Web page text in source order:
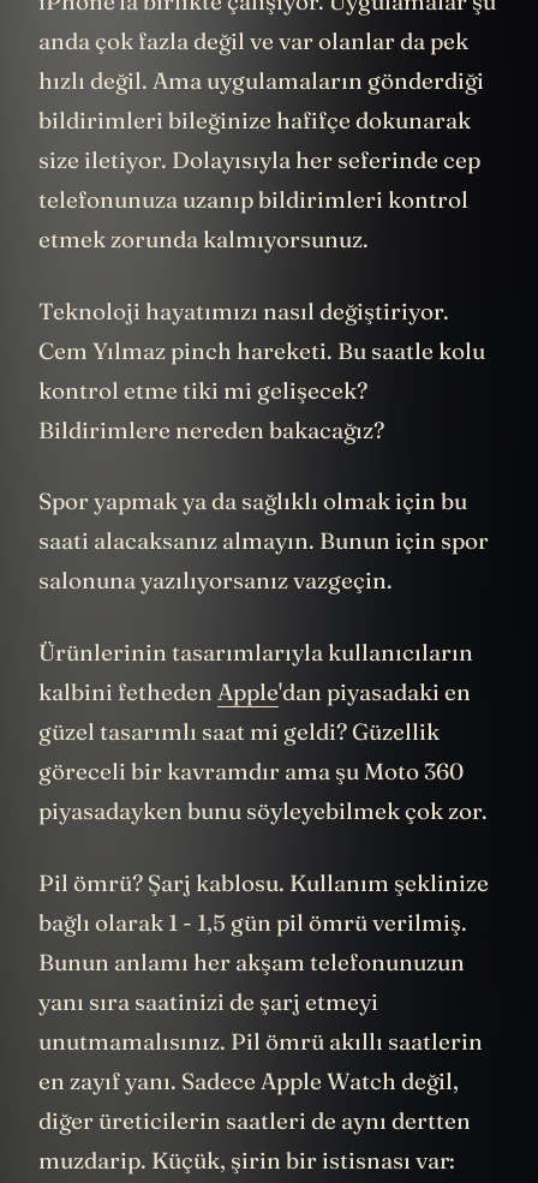
anda çok fazla değil ve var olanlar da pek
hızlı değil. Ama uygulamaların gönderdiği
bildirimleri bileğinize hafifçe dokunarak
size iletiyor. Dolayısıyla her seferinde cep
telefonunuza uzanıp bildirimleri kontrol
etmek zorunda kalmıyorsunuz.
Teknoloji hayatımızı nasıl değiştiriyor.
Cem Yılmaz pinch hareketi. Bu saatle kolu
kontrol etme tiki mi gelişecek?
Bildirimlere nereden bakacağız?
Spor yapmak ya da sağlıklı olmak için bu
saati alacaksanız almayın. Bunun için spor
salonuna yazılıyorsanız vazgeçin.
Ürünlerinin tasarımlarıyla kullanıcıların
kalbini fetheden Apple'dan piyasadaki en
güzel tasarımlı saat mi geldi? Güzellik
göreceli bir kavramdır ama şu Moto 360
piyasadayken bunu söyleyebilmek çok zor.
Pil ömrü? Şarj kablosu. Kullanım şeklinize
bağlı olarak 1 - 1,5 gün pil ömrü verilmiş.
Bunun anlamı her akşam telefonunuzun
yanı sıra saatinizi de şarj etmeyi
unutmamalısınız. Pil ömrü akıllı saatlerin
en zayıf yanı. Sadece Apple Watch değil,
diğer üreticilerin saatleri de aynı dertten
muzdarip. Küçük, şirin bir istisnası var: